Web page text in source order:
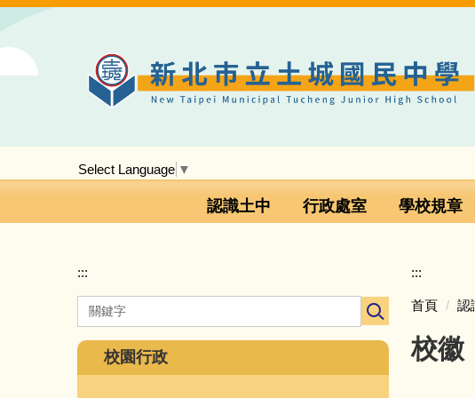
主
Select Language ▼
認識土中 行政處室 學校規章
:::
校園行政
:::
首頁 認
校徽